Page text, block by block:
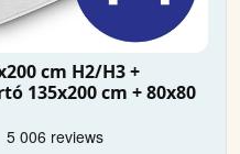
cm H2/H3 +
135x200 cm + 80x80